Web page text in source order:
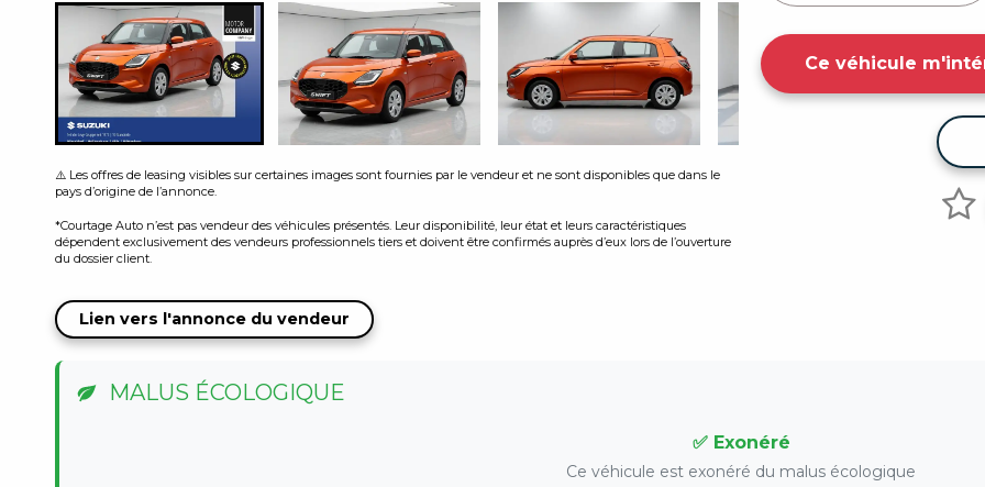
⚠️ Les offres de leasing visibles sur certaines images sont fournies par le vendeur et ne sont disponibles que dans le
pays d’origine de l’annonce.
*Courtage Auto n’est pas vendeur des véhicules présentés. Leur disponibilité, leur état et leurs caractéristiques
dépendent exclusivement des vendeurs professionnels tiers et doivent être confirmés auprès d’eux lors de l’ouverture
du dossier client.
Lien vers l'annonce du vendeur
Ce véhicule
MALUS ÉCOLOGIQUE
✅ Exonéré
Ce véhicule est exonéré du malus écologique